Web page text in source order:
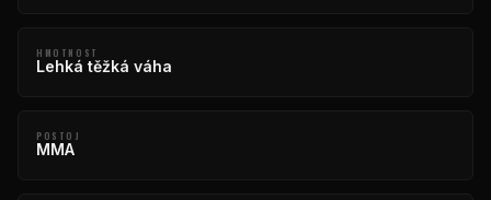
HMOTNOST
Lehká těžká váha
POSTOJ
MMA